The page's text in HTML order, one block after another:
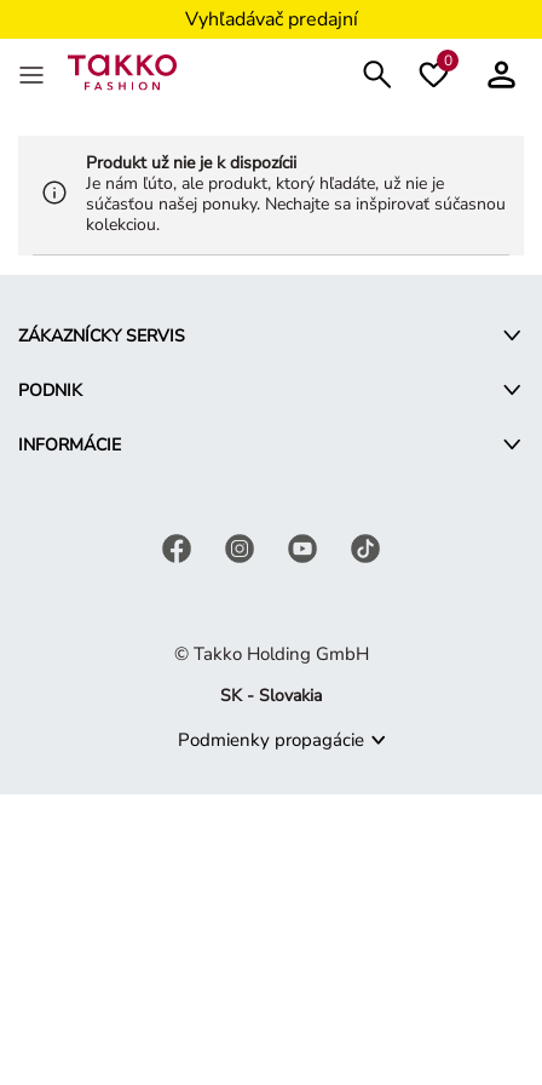
Vyhľadávač predajní
0
Produkt už nie je k dispozícii
Je nám ľúto, ale produkt, ktorý hľadáte, už nie je
súčasťou našej ponuky. Nechajte sa inšpirovať súčasnou
kolekciou.
ZÁKAZNÍCKY SERVIS
PODNIK
INFORMÁCIE
© Takko Holding GmbH
SK - Slovakia
Podmienky propagácie